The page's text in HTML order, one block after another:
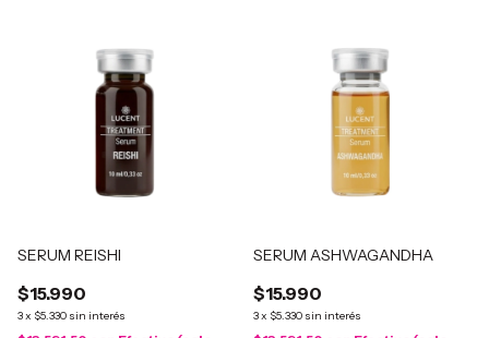
SERUM REISHI
$15.990
3x $5.330 sin interés
SERUM ASHWAGANDHA
$15.990
3x $5.330 sin interés